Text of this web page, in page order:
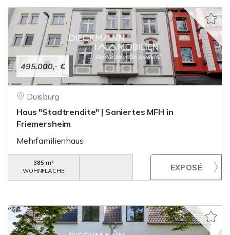
495.000,- €
Duisburg
Haus "Stadtrendite" | Saniertes MFH in
Friemersheim
Mehrfamilienhaus
385 m²
WOHNFLÄCHE